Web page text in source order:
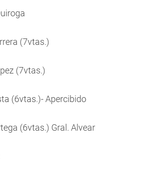
(7vtas.)
(7vtas.)
(6vtas.)- Apercibido
(6vtas.) Gral. Alvear